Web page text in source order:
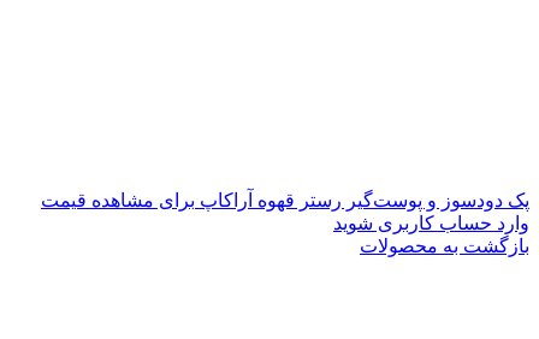
پک دودسوز و پوست‌گیر رستر قهوه آراکاپ برای مشاهده قیمت
وارد حساب کاربری شوید
بازگشت به محصولات